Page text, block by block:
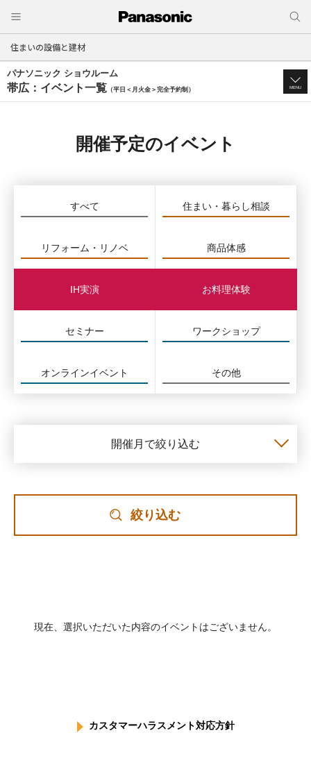
住まいの設備と建材
パナソニック ショウルーム
帯広：イベント一覧 （平日＜月火金＞完全予約制） MENU
開催予定のイベント
すべて 住まい・暮らし相談
リフォーム・リノベ 商品体感
IH実演 お料理体験
セミナー ワークショップ
オンラインイベント その他
開催月で絞り込む
絞り込む
現在、選択いただいた内容のイベントはございません。
カスタマーハラスメント対応方針